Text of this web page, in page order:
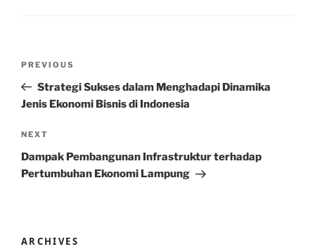
Previous
Post
PREVIOUS
Strategi Sukses dalam Menghadapi Dinamika
Jenis Ekonomi Bisnis di Indonesia
Next
Post
NEXT
Dampak Pembangunan Infrastruktur terhadap
Pertumbuhan Ekonomi Lampung
ARCHIVES